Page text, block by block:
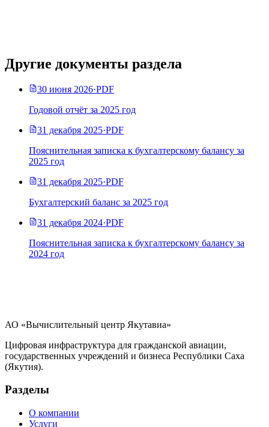
Другие документы раздела
30 июня 2026·PDF
Годовой отчёт за 2025 год
31 декабря 2025·PDF
Пояснительная записка к бухгалтерскому балансу за
2025 год
31 декабря 2025·PDF
Бухгалтерский баланс за 2025 год
31 декабря 2024·PDF
Пояснительная записка к бухгалтерскому балансу за
2024 год
АО «Вычислительный центр Якутавиа»
Цифровая инфраструктура для гражданской авиации,
государственных учреждений и бизнеса Республики Саха
(Якутия).
Разделы
О компании
Услуги